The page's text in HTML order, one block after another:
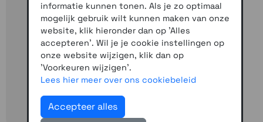
informatie kunnen tonen. Als je zo optimaal
mogelijk gebruik wilt kunnen maken van onze
website, klik hieronder dan op 'Alles
accepteren'. Wil je je cookie instellingen op
onze website wijzigen, klik dan op
'Voorkeuren wijzigen'.
Lees hier meer over ons cookiebeleid
Accepteer alles